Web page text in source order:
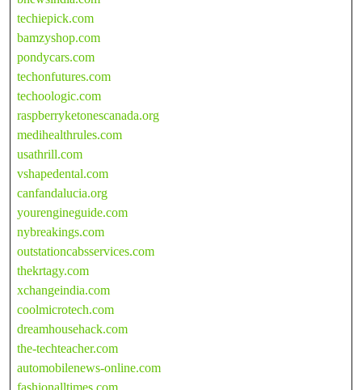
techiepick.com
bamzyshop.com
pondycars.com
techonfutures.com
techoologic.com
raspberryketonescanada.org
medihealthrules.com
usathrill.com
vshapedental.com
canfandalucia.org
yourengineguide.com
nybreakings.com
outstationcabsservices.com
thekrtagy.com
xchangeindia.com
coolmicrotech.com
dreamhousehack.com
the-techteacher.com
automobilenews-online.com
fashionalltimes.com